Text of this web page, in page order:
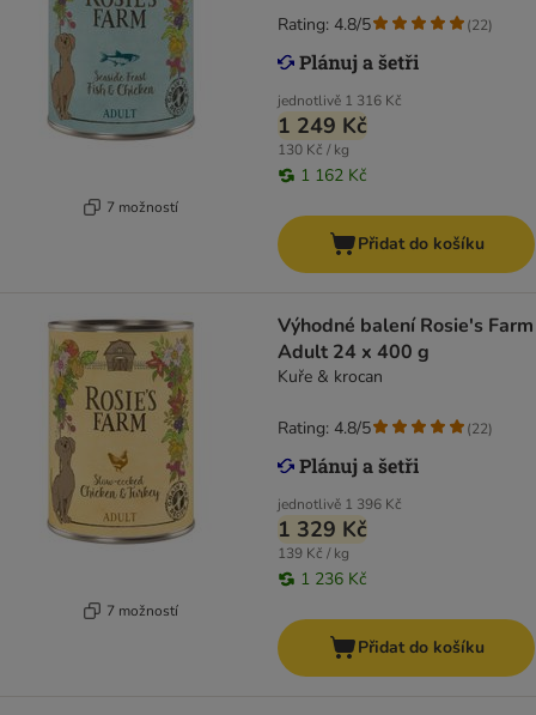
7 možností
jednotlivě 1 316 Kč
1 249 Kč
130 Kč / kg
1 162 Kč
Rating: 4.8/5 (22)
Přidat do košíku
7 možností
Výhodné balení Rosie's Farm
Adult 24 x 400 g
Kuře & krocan
jednotlivě 1 396 Kč
1 329 Kč
139 Kč / kg
1 236 Kč
Rating: 4.8/5 (22)
Přidat do košíku